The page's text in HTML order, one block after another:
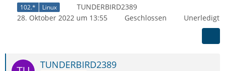
102.* Linux
TUNDERBIRD2389
28. Oktober 2022 um 13:55
Geschlossen Unerledigt
TUNDERBIRD2389